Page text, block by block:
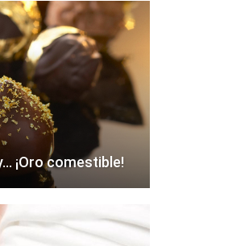
¡Oro comestible!